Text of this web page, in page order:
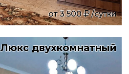
от 3 500 /сутки
Люкс двухкомнатный